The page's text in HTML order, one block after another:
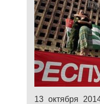
13 октября